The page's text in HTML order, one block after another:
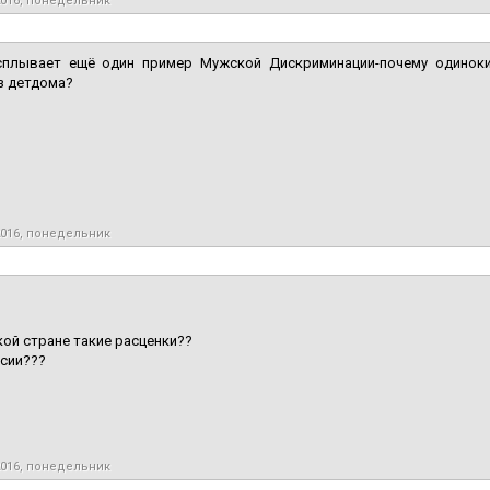
ещё один пример Мужской Дискриминации-почему
детдома?
понедельник
стране такие расценки??
понедельник